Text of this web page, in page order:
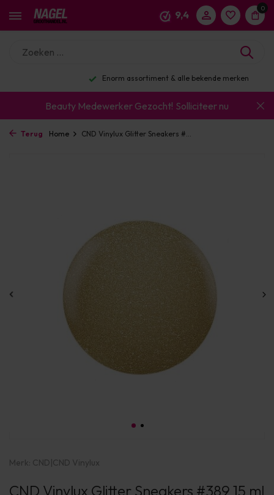
9,4
0
Enorm assortiment & alle bekende merken
Beauty Medewerker Gezocht! Solliciteer nu
Terug Home CND Vinylux Glitter Sneakers #...
Merk: CND|CND Vinylux
CND Vinylux Glitter Sneakers #389 15 ml